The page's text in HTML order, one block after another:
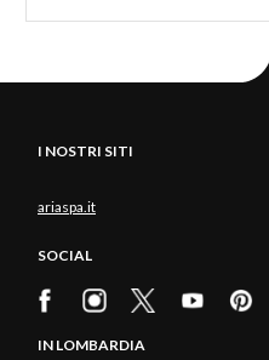
I NOSTRI SITI
ariaspa.it
SOCIAL
IN LOMBARDIA